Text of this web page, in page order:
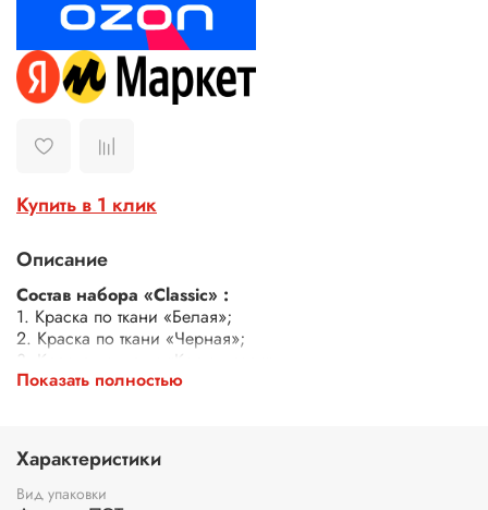
Купить в 1 клик
Описание
Cостав набора «Сlassic» :
1. Краска по ткани «Белая»;
2. Краска по ткани «Черная»;
3. Краска по ткани «Коричневая»;
4. Краска по ткани «Фиолетовая»;
7. Краска по ткани «Желтая»;
8. Краска по ткани «Красная»;
9. Краска по ткани «Оранжевая».
Показать полностью
Характеристики
Вид упаковки